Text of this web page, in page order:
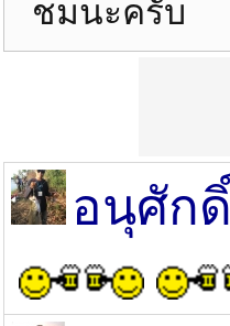
ชมนะครับ
อนุศักดิ์